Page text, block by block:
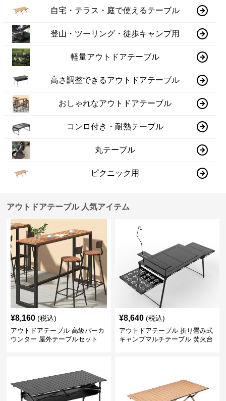
自宅・テラス・庭で使えるテーブル
登山・ツーリング・徒歩キャンプ用
軽量アウトドアテーブル
高さ調整できるアウトドアテーブル
おしゃれなアウトドアテーブル
コンロ付き・耐熱テーブル
丸テーブル
ピクニック用
アウトドアテーブル 人気アイテム
¥8,160 (税込)
アウトドアテーブル 高級バーカ
ウンター 屋外テーブルセット
¥8,640 (税込)
アウトドアテーブル 折り畳み式
キャンプマルチテーブル 焚火台